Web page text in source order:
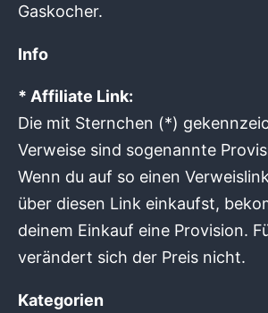
Gaskocher.
Info
* Affiliate Link:
Die mit Sternchen (*)
Verweise sind sogenannte
Wenn du auf so einen
über diesen Link einkaufst,
deinem Einkauf eine Provision.
verändert sich der Preis nicht.
Kategorien